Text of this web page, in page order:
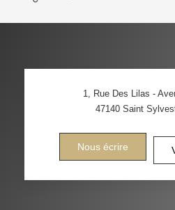
1, Rue Des Lilas -
47140 Saint
Nous écrire